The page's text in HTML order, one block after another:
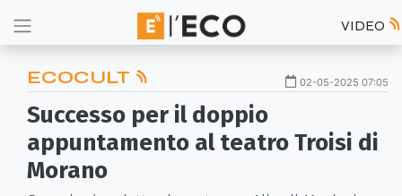
VIDEO
ECOCULT 02-05-2025 07:05
Successo per il doppio
appuntamento al teatro Troisi di
Morano